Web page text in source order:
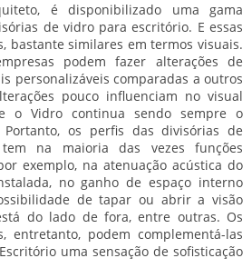
é disponibilizado uma gama
de vidro para escritório. E essas
bastante similares em termos visuais.
podem fazer alterações de
personalizáveis comparadas a outros
pouco influenciam no visual
o Vidro continua sendo sempre o
Portanto, os perfis dasdivisórias de
tem na maioria das vezes funções
exemplo, na atenuação acústica do
no ganho de espaço interno
de tapar ou abrir a visão
do lado de fora, entre outras. Os
entretanto, podem complementá-las
uma sensação de sofisticação